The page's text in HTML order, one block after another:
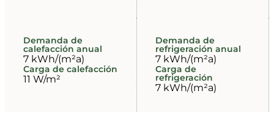
Demanda de
calefacción anual
7 kWh/(m²a)
Carga de calefacción
11 W/m²
Demanda de
refrigeración anual
7 kWh/(m²a)
Carga de
refrigeración
7 kWh/(m²a)